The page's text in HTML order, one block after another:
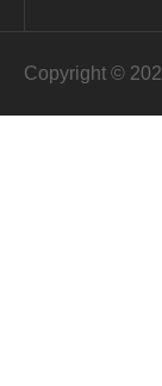
Copyright ©